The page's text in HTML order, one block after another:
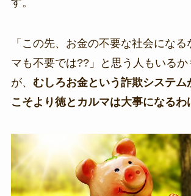
「この先、お金の不要な社会にな
マも不要では??」と思う人もいる
が、 むしろお金という詐欺システム
こそより徳とカルマは大事になるわ